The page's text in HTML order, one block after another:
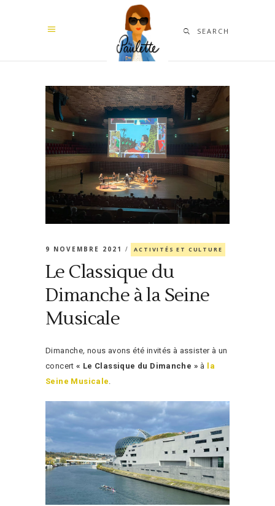
SEARCH
9 NOVEMBRE 2021 ACTIVITÉS ET CULTURE
Le Classique du
Dimanche à la Seine
Musicale
Dimanche, nous avons été invités à assister à un
concert« Le Classique du Dimanche » à
la
Seine Musicale.